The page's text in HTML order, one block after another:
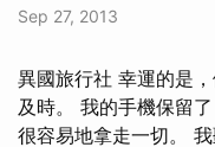
Sep 27, 2013
異國旅行社 幸運的是
及時。 我的手機保留
很容易地拿走一切。